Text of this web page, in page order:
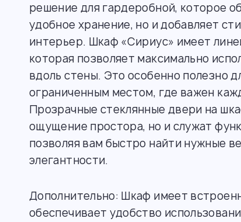
решение для гардеробной, которое
удобное хранение, но и добавляет
интерьер. Шкаф «Сириус» имеет
которая позволяет максимально
вдоль стены. Это особенно полезно
ограниченным местом, где важен
Прозрачные стеклянные двери на
ощущение простора, но и служат
позволяя вам быстро найти нужные
элегантности.
Дополнительно: Шкаф имеет
обеспечивает удобство